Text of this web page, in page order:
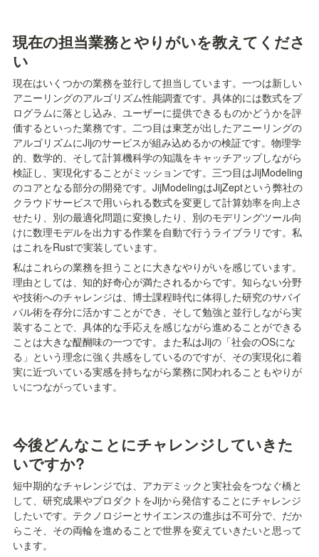
現在の担当業務とやりがいを教えてくださ
い
現在はいくつかの業務を並行して担当しています。一つは新しい
アニーリングのアルゴリズム性能調査です。具体的には数式をプ
ログラムに落とし込み、ユーザーに提供できるものかどうかを評
価するといった業務です。二つ目は東芝が出したアニーリングの
アルゴリズムにJijのサービスが組み込めるかの検証です。物理学
的、数学的、そして計算機科学の知識をキャッチアップしながら
検証し、実現化することがミッションです。三つ目はJijModeling
のコアとなる部分の開発です。JijModelingはJijZeptという弊社の
クラウドサービスで用いられる数式を変更して計算効率を向上さ
せたり、別の最適化問題に変換したり、別のモデリングツール向
けに数理モデルを出力する作業を自動で行うライブラリです。私
はこれをRustで実装しています。
私はこれらの業務を担うことに大きなやりがいを感じています。
理由としては、知的好奇心が満たされるからです。知らない分野
や技術へのチャレンジは、博士課程時代に体得した研究のサバイ
バル術を存分に活かすことができ、そして勉強と並行しながら実
装することで、具体的な手応えを感じながら進めることができる
ことは大きな醍醐味の一つです。また私はJijの「社会のOSにな
る」という理念に強く共感をしているのですが、その実現化に着
実に近づいている実感を持ちながら業務に関われることもやりが
いにつながっています。
今後どんなことにチャレンジしていきた
いですか?
短中期的なチャレンジでは、アカデミックと実社会をつなぐ橋と
して、研究成果やプロダクトをJijから発信することにチャレンジ
したいです。テクノロジーとサイエンスの進歩は不可分で、だか
らこそ、その両輪を進めることで世界を変えていきたいと思って
います。